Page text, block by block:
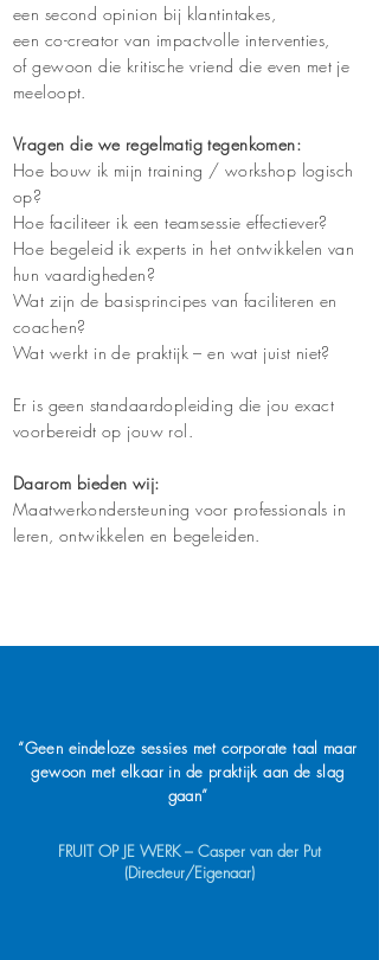
een second opinion bij klantintakes,
een co-creator van impactvolle interventies,
of gewoon die kritische vriend die even met je
meeloopt.
Vragen die we regelmatig tegenkomen:
Hoe bouw ik mijn training / workshop logisch
op?
Hoe faciliteer ik een teamsessie effectiever?
Hoe begeleid ik experts in het ontwikkelen van
hun vaardigheden?
Wat zijn de basisprincipes van faciliteren en
coachen?
Wat werkt in de praktijk – en wat juist niet?
Er is geen standaardopleiding die jou exact
voorbereidt op jouw rol.
Daarom bieden wij:
Maatwerkondersteuning voor professionals in
leren, ontwikkelen en begeleiden.
“Geen eindeloze sessies met corporate taal maar
gewoon met elkaar in de praktijk aan de slag
gaan”
FRUIT OP JE WERK – Casper van der Put
(Directeur/Eigenaar)